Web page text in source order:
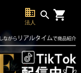
business
法人
search